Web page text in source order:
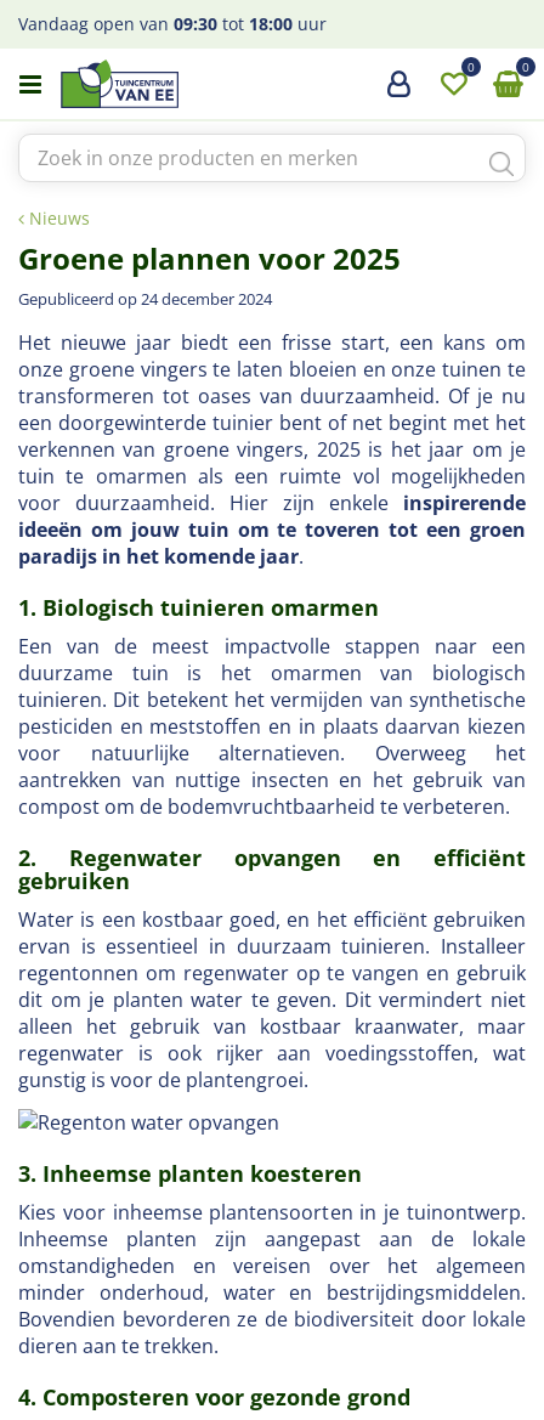
a
Nieuws
Vandaag open van 09:30 tot 18:00 uur
Groene plannen voor 2025
Gepubliceerd op24 december 2024
Het nieuwe jaar biedt een frisse start, een kans om
onze groene vingers te laten bloeien en onze tuinen te
transformeren tot oases van duurzaamheid. Of je nu
een doorgewinterde tuinier bent of net begint met het
verkennen van groene vingers, 2025 is het jaar om je
tuin te omarmen als een ruimte vol mogelijkheden
voor duurzaamheid. Hier zijn enkele inspirerende
ideeën om jouw tuin om te toveren tot een groen
paradijs in het komende jaar.
1. Biologisch tuinieren omarmen
Een van de meest impactvolle stappen naar een
duurzame tuin is het omarmen van biologisch
tuinieren. Dit betekent het vermijden van synthetische
pesticiden en meststoffen en in plaats daarvan kiezen
voor natuurlijke alternatieven. Overweeg het
aantrekken van nuttige insecten en het gebruik van
compost om de bodemvruchtbaarheid te verbeteren.
2. Regenwater opvangen en efficiënt
gebruiken
Water is een kostbaar goed, en het efficiënt gebruiken
ervan is essentieel in duurzaam tuinieren. Installeer
regentonnen om regenwater op te vangen en gebruik
dit om je planten water te geven. Dit vermindert niet
alleen het gebruik van kostbaar kraanwater, maar
regenwater is ook rijker aan voedingsstoffen, wat
gunstig is voor de plantengroei.
3. Inheemse planten koesteren
Kies voor inheemse plantensoorten in je tuinontwerp.
Inheemse planten zijn aangepast aan de lokale
omstandigheden en vereisen over het algemeen
minder onderhoud, water en bestrijdingsmiddelen.
Bovendien bevorderen ze de biodiversiteit door lokale
dieren aan te trekken.
4. Composteren voor gezonde grond